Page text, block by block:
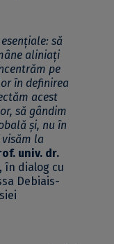
să
aliniați
pe
în definirea
acest
să gândim
și, nu în
la
univ. dr.
în dialog cu
Debiais-